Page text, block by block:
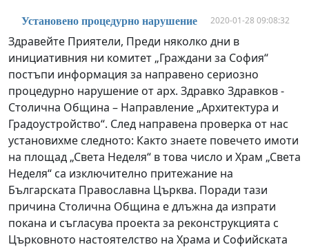
Установено процедурно нарушение 2020-01-28 09:08:32
Здравейте Приятели, Преди няколко дни в
инициативния ни комитет „Граждани за София“
постъпи информация за направено сериозно
процедурно нарушение от арх. Здравко Здравков -
Столична Община – Направление „Архитектура и
Градоустройство“. След направена проверка от нас
установихме следното: Както знаете повечето имоти
на площад „Света Неделя“ в това число и Храм „Света
Неделя“ са изключително притежание на
Българската Православна Църква. Поради тази
причина Столична Община е длъжна да изпрати
покана и съгласува проекта за реконструкцията с
Църковното настоятелство на Храма и Софийската